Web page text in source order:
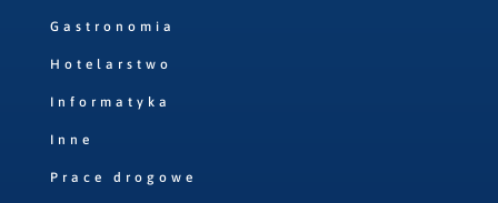
Gastronomia
Hotelarstwo
Informatyka
Inne
Prace drogowe